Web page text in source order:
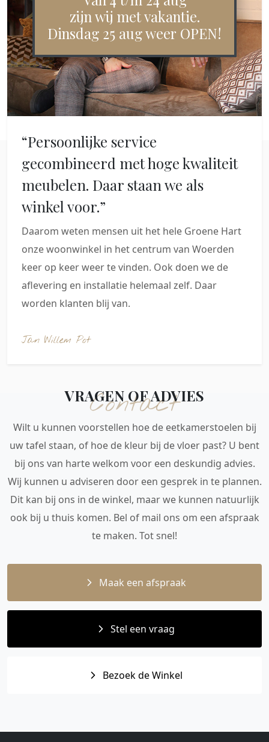
“Persoonlijke service
gecombineerd met hoge kwaliteit
meubelen. Daar staan we als
winkel voor.”
Daarom weten mensen uit het hele Groene Hart
onze woonwinkel in het centrum van Woerden
keer op keer weer te vinden. Ook doen we de
aflevering en installatie helemaal zelf. Daar
worden klanten blij van.
Jan Willem Pot
Contact
VRAGEN OF ADVIES
Wilt u kunnen voorstellen hoe de eetkamerstoelen bij
uw tafel staan, of hoe de kleur bij de vloer past? U bent
bij ons van harte welkom voor een deskundig advies.
Wij kunnen u adviseren door een gesprek in te plannen.
Dit kan bij ons in de winkel, maar we kunnen natuurlijk
ook bij u thuis komen. Bel of mail ons om een afspraak
te maken. Tot snel!
Maak een afspraak
Stel een vraag
Bezoek de Winkel
zijn wij met vakantie.
Dinsdag 25 aug weer OPEN!